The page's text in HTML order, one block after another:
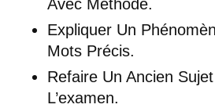
Avec Méthode.
Expliquer Un
Mots Précis.
Refaire Un Ancien
L’examen.